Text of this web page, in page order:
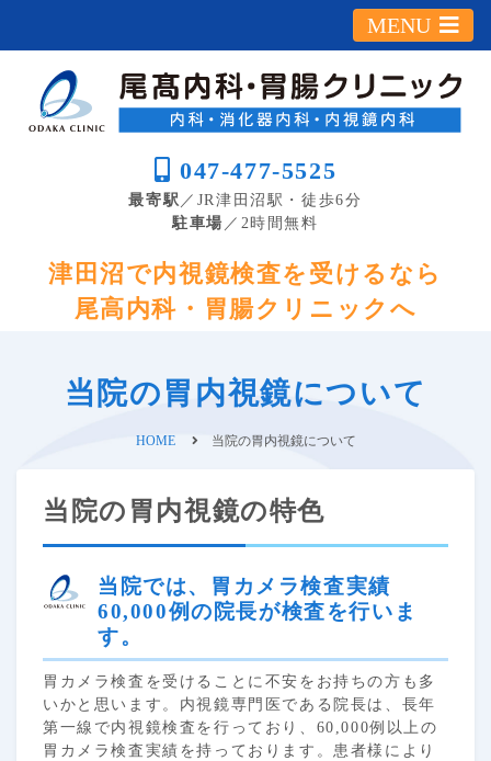
047-477-5525
最寄駅 ／JR津田沼駅・徒歩6分
駐車場 ／2時間無料
MENU
津田沼で内視鏡検査を受けるなら
尾高内科・胃腸クリニックへ
当院の胃内視鏡について
HOME 当院の胃内視鏡について
当院の胃内視鏡の特色
当院では、胃カメラ検査実績
60,000例の院長が検査を行いま
す。
胃カメラ検査を受けることに不安をお持ちの方も多
いかと思います。内視鏡専門医である院長は、長年
第一線で内視鏡検査を行っており、60,000例以上の
胃カメラ検査実績を持っております。患者様により